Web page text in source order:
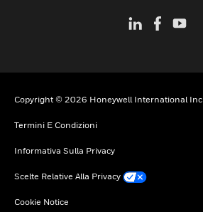
Copyright © 2026 Honeywell International Inc
Termini E Condizioni
Informativa Sulla Privacy
Scelte Relative Alla Privacy
Cookie Notice